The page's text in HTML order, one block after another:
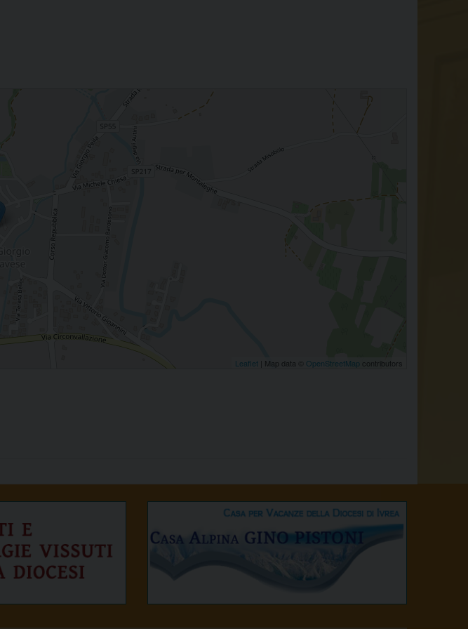
Leaflet | Map data © OpenStreetMap contributors